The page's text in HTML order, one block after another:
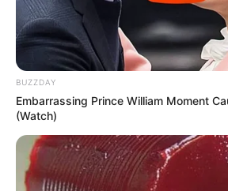
BUZZDAY
Embarrassing Prince William Moment
(Watch)